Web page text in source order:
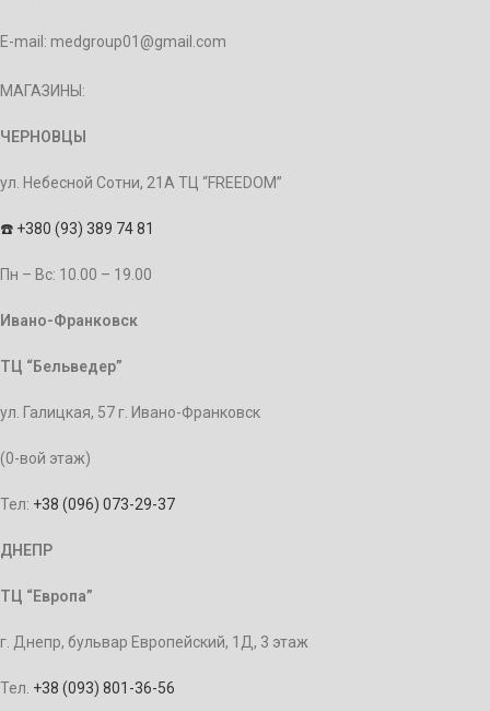
E-mail: medgroup01@gmail.com
МАГАЗИНЫ:
ЧЕРНОВЦЫ
ул. Небесной Сотни, 21А ТЦ “FREEDOM”
☎️ +380 (93) 389 74 81
Пн – Bc: 10.00 – 19.00
Ивано-Франковск
ТЦ “Бельведер”
ул. Галицкая, 57 г. Ивано-Франковск
(0-вой этаж)
Тел: +38 (096) 073-29-37
ДНЕПР
ТЦ “Европа”
г. Днепр, бульвар Европейский, 1Д, 3 этаж
Тел. +38 (093) 801-36-56